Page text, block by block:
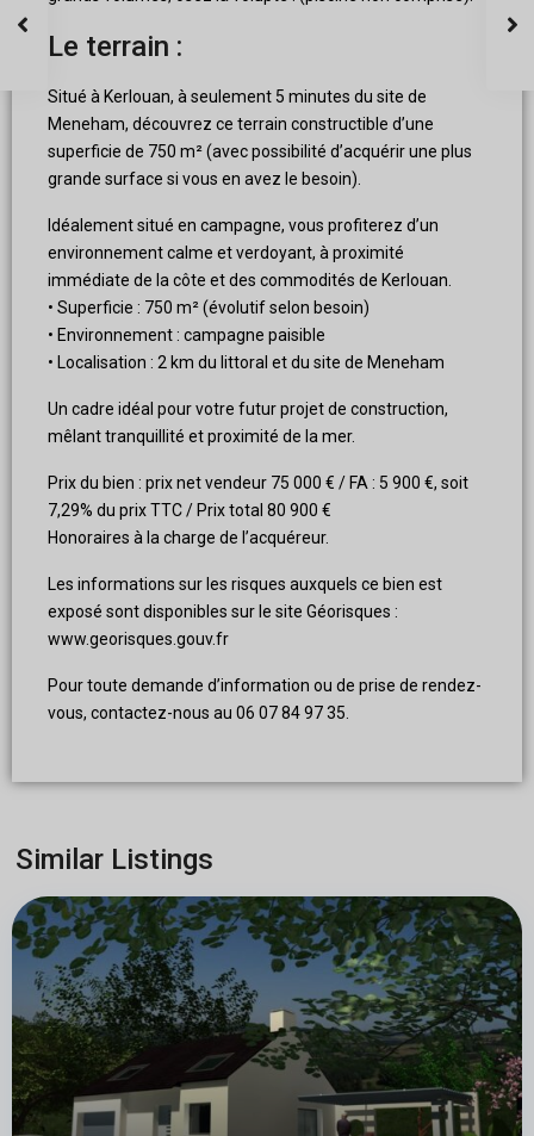
Le terrain :
Situé à Kerlouan, à seulement 5 minutes du site de
Meneham, découvrez ce terrain constructible d’une
superficie de 750 m² (avec possibilité d’acquérir une plus
grande surface si vous en avez le besoin).
Idéalement situé en campagne, vous profiterez d’un
environnement calme et verdoyant, à proximité
immédiate de la côte et des commodités de Kerlouan.
• Superficie : 750 m² (évolutif selon besoin)
• Environnement : campagne paisible
• Localisation : 2 km du littoral et du site de Meneham
Un cadre idéal pour votre futur projet de construction,
mêlant tranquillité et proximité de la mer.
Prix du bien : prix net vendeur 75 000 € / FA : 5 900 €, soit
7,29% du prix TTC / Prix total 80 900 €
Honoraires à la charge de l’acquéreur.
Les informations sur les risques auxquels ce bien est
exposé sont disponibles sur le site Géorisques :
www.georisques.gouv.fr
Pour toute demande d’information ou de prise de rendez-
vous, contactez-nous au 06 07 84 97 35.
Similar Listings